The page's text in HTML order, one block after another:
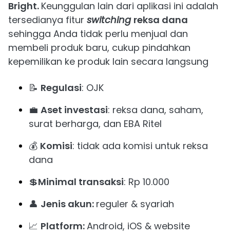
Bright. Keunggulan lain dari aplikasi ini adalah
tersedianya fitur switching reksa dana
sehingga Anda tidak perlu menjual dan
membeli produk baru, cukup pindahkan
kepemilikan ke produk lain secara langsung
📝 Regulasi: OJK
💼 Aset investasi: reksa dana, saham,
surat berharga, dan EBA Ritel
💰 Komisi: tidak ada komisi untuk reksa
dana
💲Minimal transaksi: Rp 10.000
👤 Jenis akun: reguler & syariah
📈 Platform:Android, iOS & website